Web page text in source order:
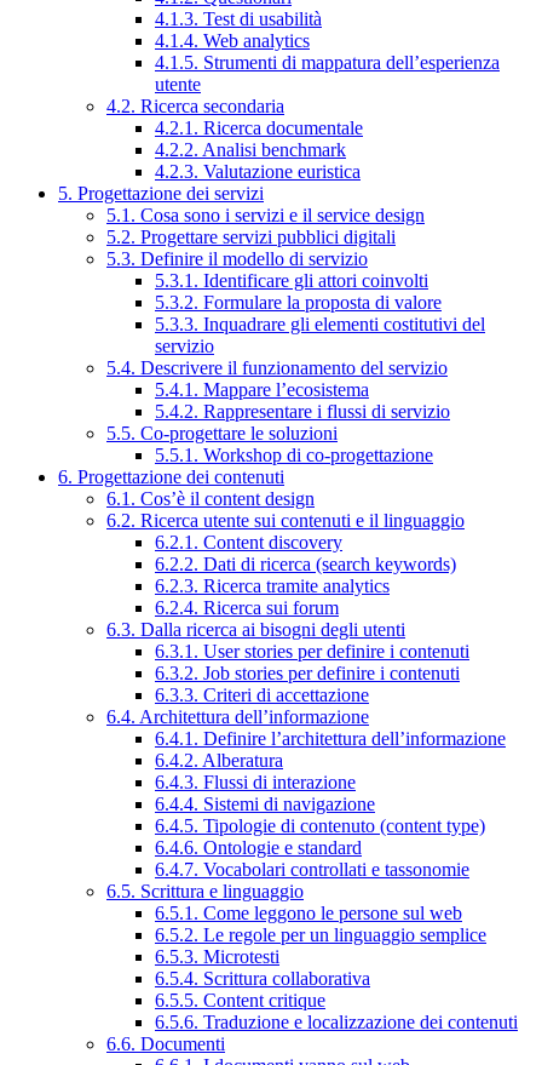
4.1.3. Test di usabilità
4.1.4. Web analytics
4.1.5. Strumenti di mappatura dell’esperienza
utente
4.2. Ricerca secondaria
4.2.1. Ricerca documentale
4.2.2. Analisi benchmark
4.2.3. Valutazione euristica
5. Progettazione dei servizi
5.1. Cosa sono i servizi e il service design
5.2. Progettare servizi pubblici digitali
5.3. Definire il modello di servizio
5.3.1. Identificare gli attori coinvolti
5.3.2. Formulare la proposta di valore
5.3.3. Inquadrare gli elementi costitutivi del
servizio
5.4. Descrivere il funzionamento del servizio
5.4.1. Mappare l’ecosistema
5.4.2. Rappresentare i flussi di servizio
5.5. Co-progettare le soluzioni
5.5.1. Workshop di co-progettazione
6. Progettazione dei contenuti
6.1. Cos’è il content design
6.2. Ricerca utente sui contenuti e il linguaggio
6.2.1. Content discovery
6.2.2. Dati di ricerca (search keywords)
6.2.3. Ricerca tramite analytics
6.2.4. Ricerca sui forum
6.3. Dalla ricerca ai bisogni degli utenti
6.3.1. User stories per definire i contenuti
6.3.2. Job stories per definire i contenuti
6.3.3. Criteri di accettazione
6.4. Architettura dell’informazione
6.4.1. Definire l’architettura dell’informazione
6.4.2. Alberatura
6.4.3. Flussi di interazione
6.4.4. Sistemi di navigazione
6.4.5. Tipologie di contenuto (content type)
6.4.6. Ontologie e standard
6.4.7. Vocabolari controllati e tassonomie
6.5. Scrittura e linguaggio
6.5.1. Come leggono le persone sul web
6.5.2. Le regole per un linguaggio semplice
6.5.3. Microtesti
6.5.4. Scrittura collaborativa
6.5.5. Content critique
6.5.6. Traduzione e localizzazione dei contenuti
6.6. Documenti